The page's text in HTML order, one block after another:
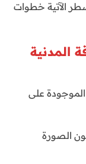
الآتية خطوات
المدنية
على
الصورة